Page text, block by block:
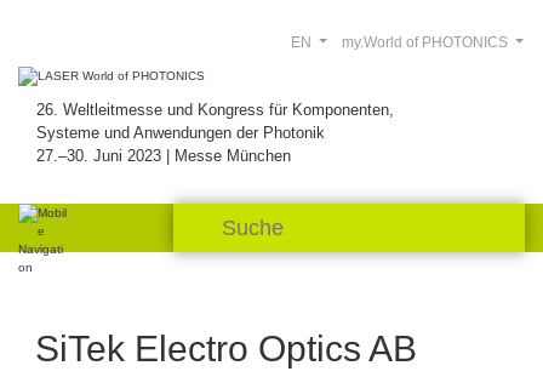
26. Weltleitmesse und Kongress für Komponenten,
Systeme und Anwendungen der Photonik
27.–30. Juni 2023 | Messe München
my.World of PHOTONICS
EN
SiTek Electro Optics AB